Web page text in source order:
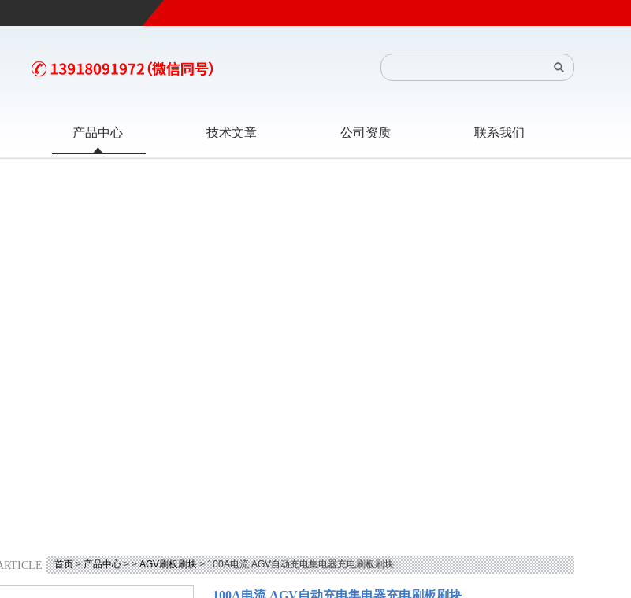
产品中心 技术文章 公司资质 联系我们
首页>产品中心> >AGV刷板刷块> 100A电流 AGV自动充电集电器充电刷板刷块
100A电流 AGV自动充电集电器充电刷板刷块